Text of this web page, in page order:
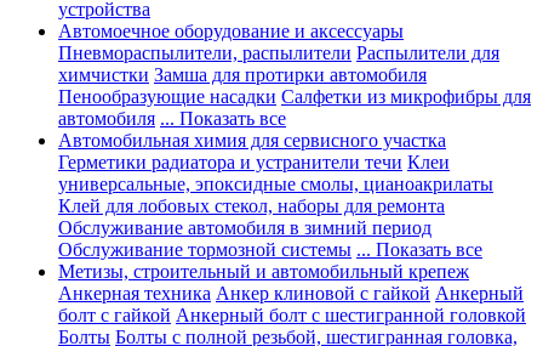
устройства
Автомоечное оборудование и аксессуары
Пневмораспылители, распылители Распылители для
химчистки Замша для протирки автомобиля
Пенообразующие насадки Салфетки из микрофибры для
автомобиля ... Показать все
Автомобильная химия для сервисного участка
Герметики радиатора и устранители течи Клеи
универсальные, эпоксидные смолы, цианоакрилаты
Клей для лобовых стекол, наборы для ремонта
Обслуживание автомобиля в зимний период
Обслуживание тормозной системы ... Показать все
Метизы, строительный и автомобильный крепеж
Анкерная техника Анкер клиновой с гайкой Анкерный
болт с гайкой Анкерный болт с шестигранной головкой
Болты Болты с полной резьбой, шестигранная головка,